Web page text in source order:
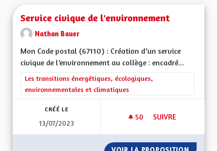
Service civique de l'environnement
Nathan Bauer
Mon Code postal (67110) : Création d’un service
civique de l’environnement au collège : encadré...
Filtrer les résultats de la catégorie : Les transitions
Les transitions énergétiques, écologiques,
environnementales et climatiques
CRÉÉ LE
13/07/2023
50 50 ABONNÉS
SUIVRE